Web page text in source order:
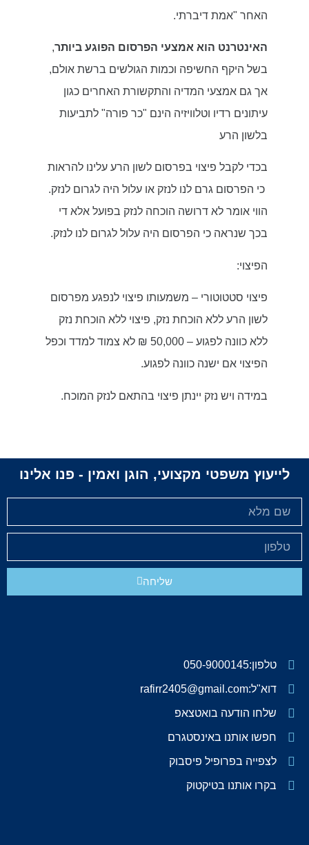
האחר "אמת דיברתי.
האינטרנט הוא אמצעי הפרסום הפוגע ביותר,
בשל היקף החשיפה וכמות הגולשים ברשת אולם,
אך גם אמצעי המדיה והתקשורת האחרים כגון
עיתונים רדיו וטלוויזיה הינם "כר פורה" לתביעות
בלשון הרע
בכדי לקבל פיצוי בפרסום לשון הרע עלינו להראות
כי הפרסום גרם לנו לנזק או עלול היה לגרום לנזק.
הווי אומר לא דרושה הוכחה לנזק בפועל אלא די
בכך שנראה כי הפרסום היה עלול לגרום לנו לנזק.
הפיצוי:
פיצוי סטטוטורי – משמעותו פיצוי לנפגע מפרסום
לשון הרע ללא הוכחת נזק, פיצוי ללא הוכחת נזק
ללא כוונה לפגוע – 50,000 ₪ לא צמוד למדד וכפל
הפיצוי אם ישנה כוונה לפגוע.
במידה ויש נזק יינתן פיצוי בהתאם לנזק המוכח.
לייעוץ משפטי מקצועי, הוגן ואמין - פנו אלינו
שליחה
טלפון:050-9000145
דוא"ל:rafirr2405@gmail.com
שלחו הודעה בואטצאפ
חפשו אותנו באינסטגרם
לצפייה בפרופיל פיסבוק
בקרו אותנו בטיקטוק